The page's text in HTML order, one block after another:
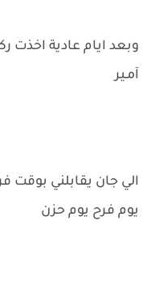
وبعد ايام عادية اخذت
آمـير
الي جان يقابلني بوقت
يوم فرح يوم حزن